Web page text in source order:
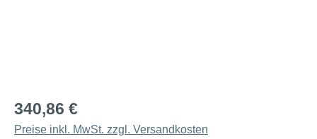
340,86 €
Preise inkl. MwSt. zzgl. Versandkosten